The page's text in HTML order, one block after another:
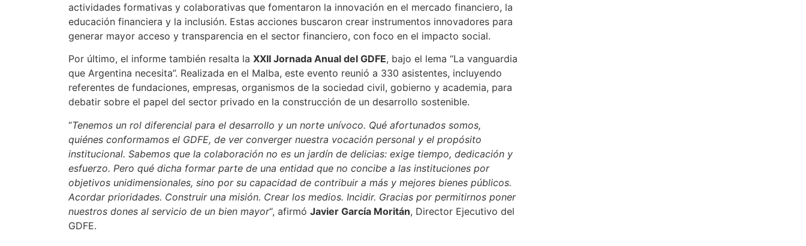
actividades formativas y colaborativas que fomentaron la innovación en el mercado financiero, la
educación financiera y la inclusión. Estas acciones buscaron crear instrumentos innovadores para
generar mayor acceso y transparencia en el sector financiero, con foco en el impacto social.
Por último, el informe también resalta laXXII Jornada Anual del GDFE, bajo el lema “La vanguardia
que Argentina necesita”. Realizada en el Malba, este evento reunió a 330 asistentes, incluyendo
referentes de fundaciones, empresas, organismos de la sociedad civil, gobierno y academia, para
debatir sobre el papel del sector privado en la construcción de un desarrollo sostenible.
“Tenemos un rol diferencial para el desarrollo y un norte unívoco. Qué afortunados somos,
quiénes conformamos el GDFE, de ver converger nuestra vocación personal y el propósito
institucional. Sabemos que la colaboración no es un jardín de delicias: exige tiempo, dedicación y
esfuerzo. Pero qué dicha formar parte de una entidad que no concibe a las instituciones por
objetivos unidimensionales, sino por su capacidad de contribuir a más y mejores bienes públicos.
Acordar prioridades. Construir una misión. Crear los medios. Incidir. Gracias por permitirnos poner
nuestros dones al servicio de un bien mayor“, afirmóJavier García Moritán, Director Ejecutivo del
GDFE.